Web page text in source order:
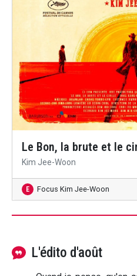
Le Bon, la brute et le
Kim Jee-Woon
E Focus Kim Jee-Woon
L'édito d'août